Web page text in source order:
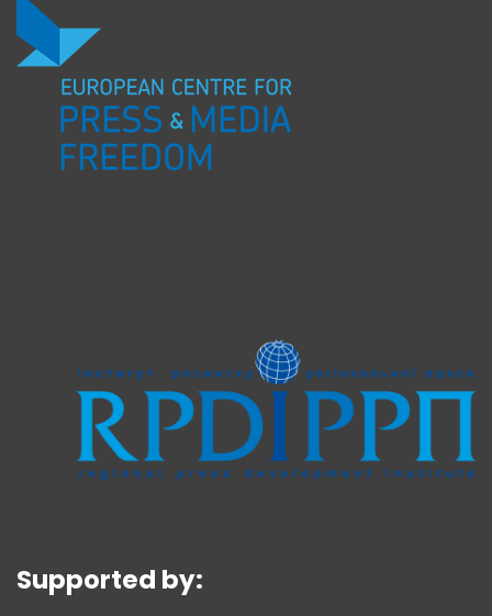
Supported by: